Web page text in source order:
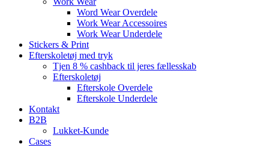
Word Wear Overdele
Work Wear Accessoires
Work Wear Underdele
Stickers & Print
Efterskoletøj med tryk
Tjen 8 % cashback til jeres fællesskab
Efterskoletøj
Efterskole Overdele
Efterskole Underdele
Kontakt
B2B
Lukket-Kunde
Cases